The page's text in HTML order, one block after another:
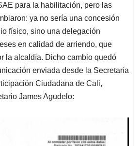
para la habilitación, pero las
ya no sería una concesión
físico, sino una delegación
en calidad de arriendo, que
la alcaldía. Dicho cambio quedó
enviada desde la Secretaría
Ciudadana de Cali,
James Agudelo: